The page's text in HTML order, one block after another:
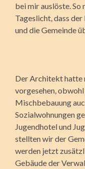
bei mir auslöste. So
Tageslicht, dass
und die Gemeinde
Der Architekt hatte
vorgesehen,
Mischbebauung
Sozialwohnungen
Jugendhotel und
stellten wir der
werden jetzt
Gebäude der